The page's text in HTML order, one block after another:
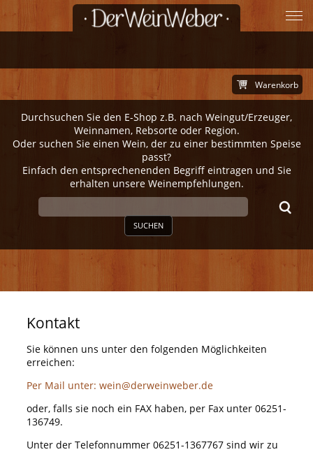
Durchsuchen Sie den E-Shop z.B. nach Weingut/Erzeuger,
Weinnamen, Rebsorte oder Region.
Oder suchen Sie einen Wein, der zu einer bestimmten Speise
passt?
Einfach den entsprechenenden Begriff eintragen und Sie
erhalten unsere Weinempfehlungen.
SUCHEN
Warenkorb
Kontakt
Sie können uns unter den folgenden Möglichkeiten
erreichen:
Per Mail unter: wein@derweinweber.de
oder, falls sie noch ein FAX haben, per Fax unter 06251-
136749.
Unter der Telefonnummer 06251-1367767 sind wir zu